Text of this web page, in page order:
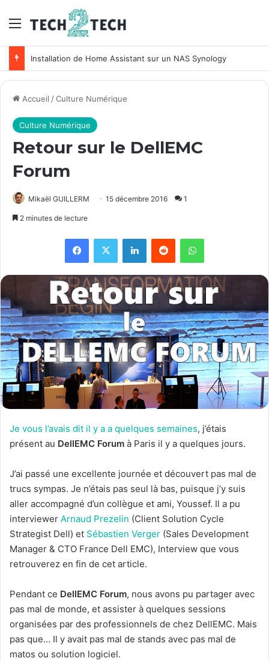
Menu
Accueil /Culture Numérique
Culture Numérique
Retour sur le DellEMC
Forum
Mikaël GUILLERM 15 décembre 2016 1
2 minutes de lecture
Je vous l’avais dit il y a a quelques semaines, j’étais
présent au DellEMC Forum à Paris il y a quelques jours.
J’ai passé une excellente journée et découvert pas mal de
trucs sympas. Je n’étais pas seul là bas, puisque j’y suis
aller accompagné d’un collègue et ami, Youssef. Il a pu
interviewer Arnaud Prezelin (Client Solution Cycle
Strategist Dell) et Sébastien Verger (Sales Development
Manager & CTO France Dell EMC), Interview que vous
retrouverez en fin de cet article.
Pendant ce DellEMC Forum, nous avons pu partager avec
pas mal de monde, et assister à quelques sessions
organisées par des professionnels de chez DellEMC. Mais
pas que… Il y avait pas mal de stands avec pas mal de
matos ou solution logiciel.